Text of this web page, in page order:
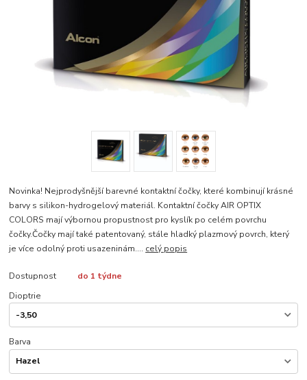
Novinka! Nejprodyšnější barevné kontaktní čočky, které kombinují krásné
barvy s silikon-hydrogelový materiál. Kontaktní čočky AIR OPTIX
COLORS mají výbornou propustnost pro kyslík po celém povrchu
čočky.Čočky mají také patentovaný, stále hladký plazmový povrch, který
je více odolný proti usazeninám.... celý popis
Dostupnost
do 1 týdne
Dioptrie
Barva